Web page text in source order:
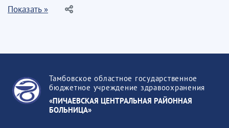
Показать »
Тамбовское областное государственное
бюджетное учреждение здравоохранения
«ПИЧАЕВСКАЯ ЦЕНТРАЛЬНАЯ РАЙОННАЯ
БОЛЬНИЦА»